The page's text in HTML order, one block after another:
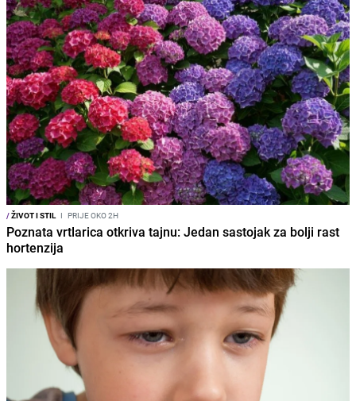
/ŽIVOT I STIL I PRIJE OKO 2H
Poznata vrtlarica otkriva tajnu: Jedan sastojak za bolji rast
hortenzija